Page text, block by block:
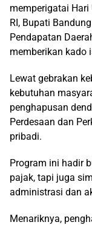
memperigatai Hari
RI, Bupati
Pendapatan
memberikan kado
Lewat gebrakan
kebutuhan
penghapusan
Perdesaan dan
pribadi.
Program ini hadir
pajak, tapi juga
administrasi dan
Menariknya,